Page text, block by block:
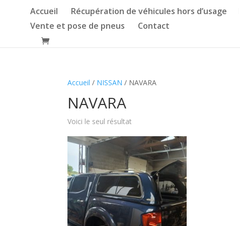
Accueil Récupération de véhicules hors d’usage
Vente et pose de pneus
Contact
Accueil / NISSAN / NAVARA
NAVARA
Voici le seul résultat